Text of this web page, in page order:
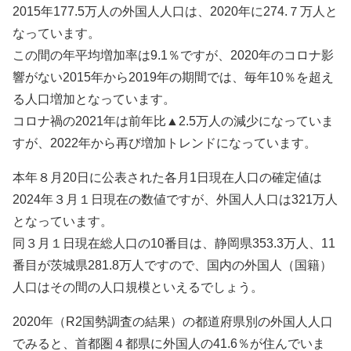
2015年177.5万人の外国人人口は、2020年に274.７万人と
なっています。
この間の年平均増加率は9.1％ですが、2020年のコロナ影
響がない2015年から2019年の期間では、毎年10％を超え
る人口増加となっています。
コロナ禍の2021年は前年比▲2.5万人の減少になっていま
すが、2022年から再び増加トレンドになっています。
本年８月20日に公表された各月1日現在人口の確定値は
2024年３月１日現在の数値ですが、外国人人口は321万人
となっています。
同３月１日現在総人口の10番目は、静岡県353.3万人、11
番目が茨城県281.8万人ですので、国内の外国人（国籍）
人口はその間の人口規模といえるでしょう。
2020年（R2国勢調査の結果）の都道府県別の外国人人口
でみると、首都圏４都県に外国人の41.6％が住んでいま